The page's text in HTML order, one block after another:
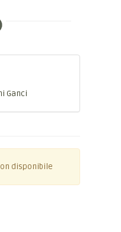
Ganci
disponibile